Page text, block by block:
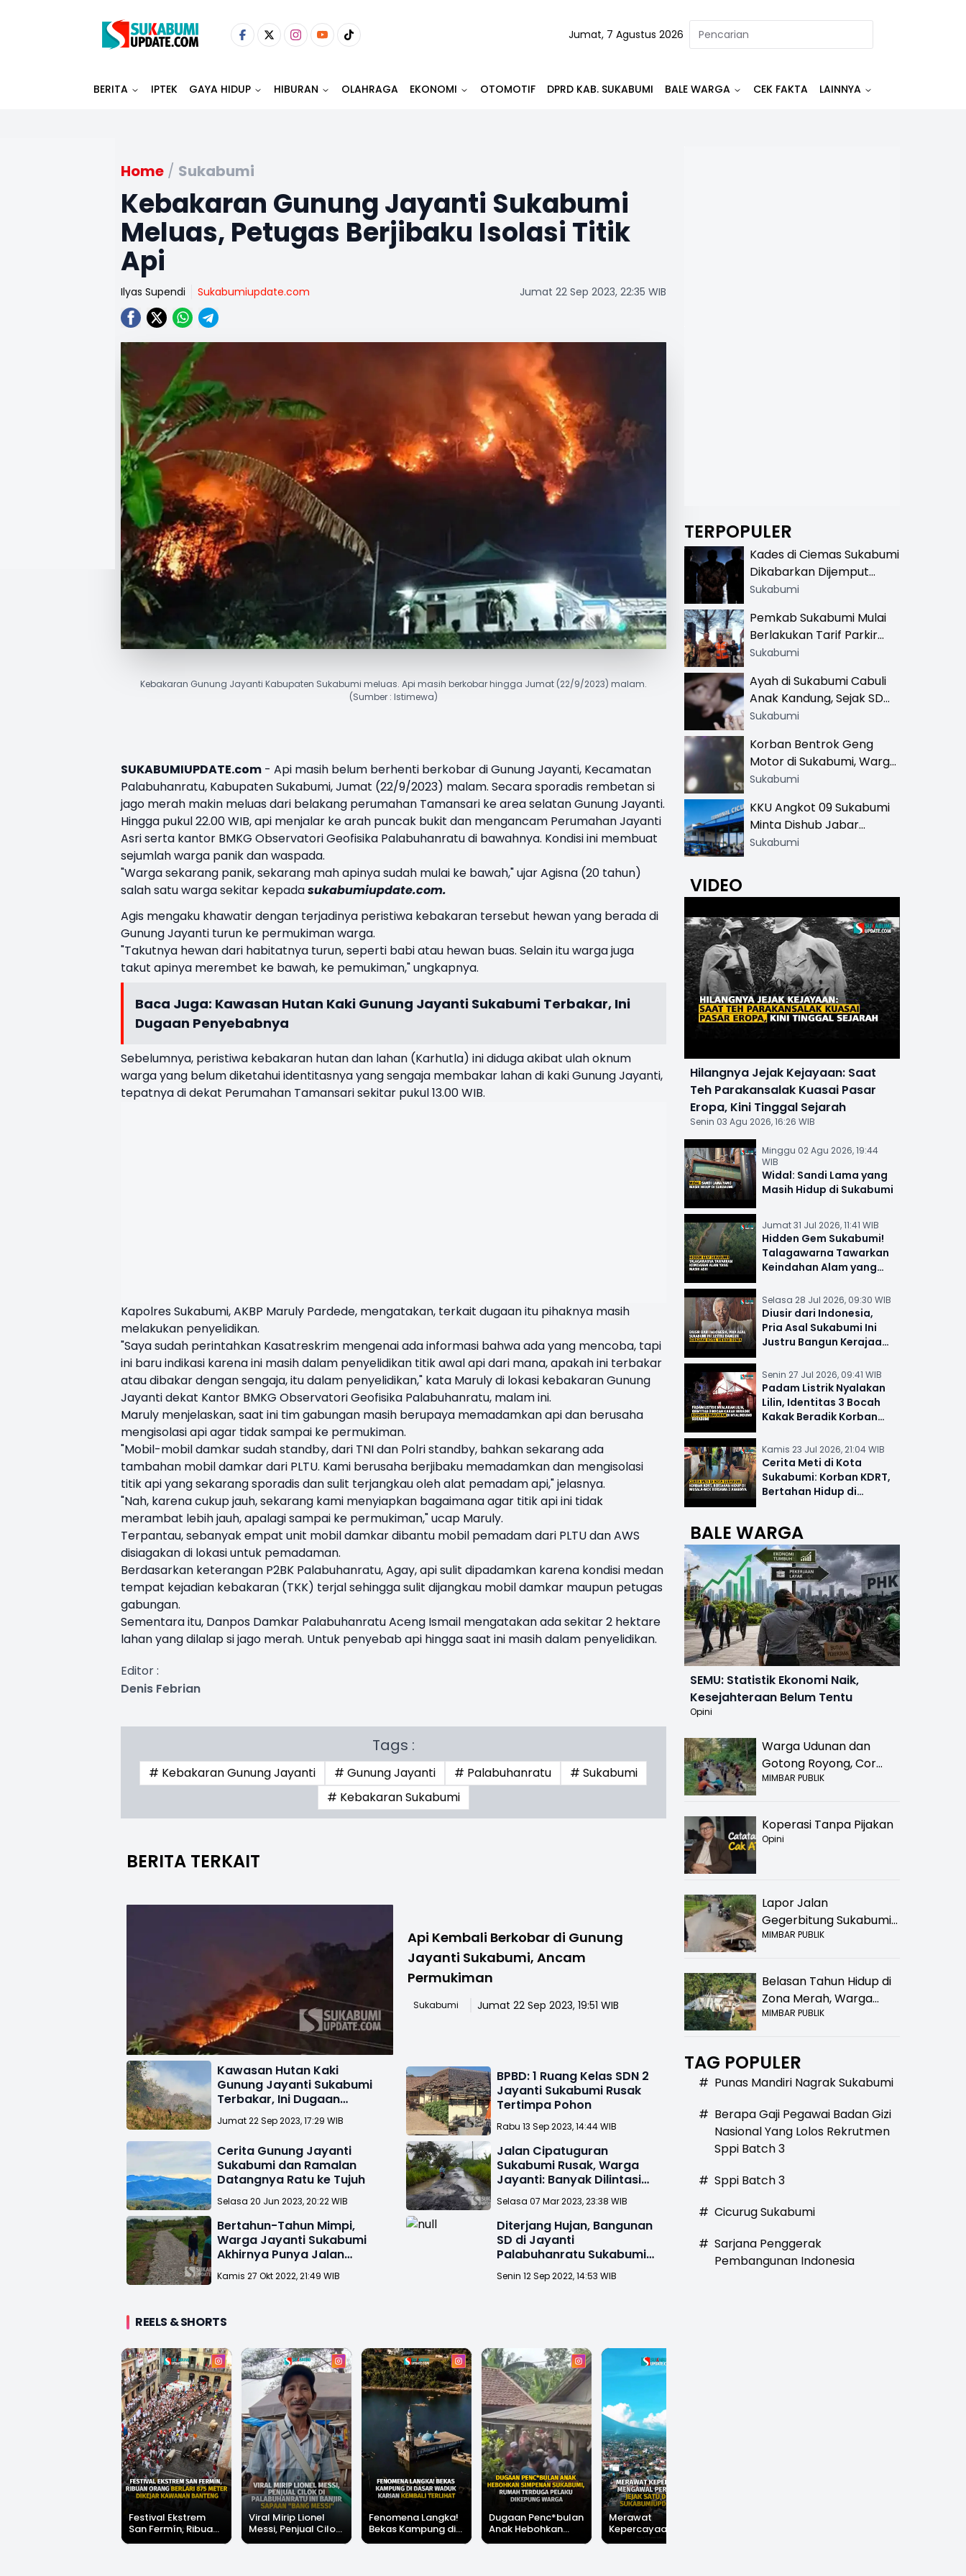
Jumat, 7 Agustus 2026
BERITA IPTEK GAYA HIDUP HIBURAN OLAHRAGA EKONOMI OTOMOTIF DPRD KAB. SUKABUMI BALE WARGA CEK FAKTA LAINNYA
Home / Sukabumi
Kebakaran Gunung Jayanti Sukabumi
Meluas, Petugas Berjibaku Isolasi Titik
Api
Ilyas Supendi Sukabumiupdate.com Jumat 22 Sep 2023, 22:35 WIB
Kebakaran Gunung Jayanti Kabupaten Sukabumi meluas. Api masih berkobar hingga Jumat (22/9/2023) malam.
(Sumber : Istimewa)
SUKABUMIUPDATE.com - Api masih belum berhenti berkobar diGunung Jayanti, Kecamatan
Palabuhanratu, KabupatenSukabumi, Jumat (22/9/2023) malam. Secara sporadis rembetan si
jago merah makin meluas dari belakang perumahan Tamansari ke area selatan Gunung Jayanti.
Hingga pukul 22.00 WIB, api menjalar ke arah puncak bukit dan mengancam Perumahan Jayanti
Asri serta kantor BMKG Observatori Geofisika Palabuhanratu di bawahnya. Kondisi ini membuat
sejumlah warga panik dan waspada.
"Warga sekarang panik, sekarang mah apinya sudah mulai ke bawah," ujar Agisna (20 tahun)
salah satu warga sekitar kepadasukabumiupdate.com.
Agis mengaku khawatir dengan terjadinya peristiwa kebakaran tersebut hewan yang berada di
Gunung Jayanti turun ke permukiman warga.
"Takutnya hewan dari habitatnya turun, seperti babi atau hewan buas. Selain itu warga juga
takut apinya merembet ke bawah, ke pemukiman," ungkapnya.
Baca Juga: Kawasan Hutan Kaki Gunung Jayanti Sukabumi Terbakar, Ini
Dugaan Penyebabnya
Sebelumnya, peristiwa kebakaran hutan dan lahan (Karhutla) ini diduga akibat ulah oknum
warga yang belum diketahui identitasnya yang sengaja membakar lahan di kaki Gunung Jayanti,
tepatnya di dekat Perumahan Tamansari sekitar pukul 13.00 WIB.
Kapolres Sukabumi, AKBP Maruly Pardede, mengatakan, terkait dugaan itu pihaknya masih
melakukan penyelidikan.
"Saya sudah perintahkan Kasatreskrim mengenai ada informasi bahwa ada yang mencoba, tapi
ini baru indikasi karena ini masih dalam penyelidikan titik awal api dari mana, apakah ini terbakar
atau dibakar dengan sengaja, itu dalam penyelidikan," kata Maruly di lokasi kebakaran Gunung
Jayanti dekat Kantor BMKG Observatori Geofisika Palabuhanratu, malam ini.
Maruly menjelaskan, saat ini tim gabungan masih berupaya memadamkan api dan berusaha
mengisolasi api agar tidak sampai ke permukiman.
"Mobil-mobil damkar sudah standby, dari TNI dan Polri standby, bahkan sekarang ada
tambahan mobil damkar dari PLTU. Kami berusaha berjibaku memadamkan dan mengisolasi
titik api yang sekarang sporadis dan sulit terjangkau oleh alat pemadam api," jelasnya.
"Nah, karena cukup jauh, sekarang kami menyiapkan bagaimana agar titik api ini tidak
merambat lebih jauh, apalagi sampai ke permukiman," ucap Maruly.
Terpantau, sebanyak empat unit mobil damkar dibantu mobil pemadam dari PLTU dan AWS
disiagakan di lokasi untuk pemadaman.
Berdasarkan keterangan P2BK Palabuhanratu, Agay, api sulit dipadamkan karena kondisi medan
tempat kejadian kebakaran (TKK) terjal sehingga sulit dijangkau mobil damkar maupun petugas
gabungan.
Sementara itu, Danpos Damkar Palabuhanratu Aceng Ismail mengatakan ada sekitar 2 hektare
lahan yang dilalap si jago merah. Untuk penyebab api hingga saat ini masih dalam penyelidikan.
Editor :
Denis Febrian
Tags :
# Kebakaran Gunung Jayanti # Gunung Jayanti # Palabuhanratu
# Sukabumi
# Kebakaran Sukabumi
BERITA TERKAIT
Api Kembali Berkobar di Gunung
Jayanti Sukabumi, Ancam
Permukiman
Sukabumi Jumat 22 Sep 2023, 19:51 WIB
Kawasan Hutan Kaki
Gunung Jayanti Sukabumi
Terbakar, Ini Dugaan
Penyebabnya
Jumat 22 Sep 2023, 17:29 WIB
BPBD: 1 Ruang Kelas SDN 2
Jayanti Sukabumi Rusak
Tertimpa Pohon
Rabu 13 Sep 2023, 14:44 WIB
Cerita Gunung Jayanti
Sukabumi dan Ramalan
Datangnya Ratu ke Tujuh
Selasa 20 Jun 2023, 20:22 WIB
Jalan Cipatuguran
Sukabumi Rusak, Warga
Jayanti: Banyak Dilintasi
Kendaraan PLTU
Selasa 07 Mar 2023, 23:38 WIB
Bertahun-Tahun Mimpi,
Warga Jayanti Sukabumi
Akhirnya Punya Jalan
Usaha Tani
Kamis 27 Okt 2022, 21:49 WIB
Diterjang Hujan, Bangunan
SD di Jayanti
Palabuhanratu Sukabumi
Ambruk
Senin 12 Sep 2022, 14:53 WIB
REELS & SHORTS
Festival Ekstrem
San Fermín, Ribuan
Orang Berlari 875
Viral Mirip Lionel
Messi, Penjual Cilok
di Palabuhanratu Ini
Fenomena Langka!
Bekas Kampung di
Dasar Waduk Karian
Dugaan Penc*bulan
Anak Hebohkan
Simpenan
Merawat
Kepercayaan,
Mengawal
TERPOPULER
Kades di Ciemas Sukabumi
Dikabarkan Dijemput
Satnarkoba, Polisi
Sukabumi
Pemkab Sukabumi Mulai
Berlakukan Tarif Parkir
Resmi di 13 Lokasi Wisata,
Khusus
Sukabumi
Ayah di Sukabumi Cabuli
Anak Kandung, Sejak SD
Hingga SMA
Sukabumi
Korban Bentrok Geng
Motor di Sukabumi, Warga
dan Sopir Tangki
Sukabumi
KKU Angkot 09 Sukabumi
Minta Dishub Jabar
Tertibkan Trayek Ciawi-
Sukabumi
VIDEO
Hilangnya Jejak Kejayaan: Saat
Teh Parakansalak Kuasai Pasar
Eropa, Kini Tinggal Sejarah
Senin 03 Agu 2026, 16:26 WIB
Minggu 02 Agu 2026, 19:44
WIB
Widal: Sandi Lama yang
Masih Hidup di Sukabumi
Jumat 31 Jul 2026, 11:41 WIB
Hidden Gem Sukabumi!
Talagawarna Tawarkan
Keindahan Alam yang
Selasa 28 Jul 2026, 09:30 WIB
Diusir dari Indonesia,
Pria Asal Sukabumi Ini
Justru Bangun Kerajaan
Senin 27 Jul 2026, 09:41 WIB
Padam Listrik Nyalakan
Lilin, Identitas 3 Bocah
Kakak Beradik Korban
Kamis 23 Jul 2026, 21:04 WIB
Cerita Meti di Kota
Sukabumi: Korban KDRT,
Bertahan Hidup di
BALE WARGA
SEMU: Statistik Ekonomi Naik,
Kesejahteraan Belum Tentu
Opini
Warga Udunan dan
Gotong Royong, Cor
Jalan Hancur di
MIMBAR PUBLIK
Koperasi Tanpa Pijakan
Opini
Lapor Jalan
Gegerbitung Sukabumi
Bolong! Bahaya Bagi
MIMBAR PUBLIK
Belasan Tahun Hidup di
Zona Merah, Warga
Kampung Nangewer
Relokasi
MIMBAR PUBLIK
TAG POPULER
# Punas Mandiri Nagrak Sukabumi
# Berapa Gaji Pegawai Badan Gizi
Nasional Yang Lolos Rekrutmen
Sppi Batch 3
# Sppi Batch 3
# Cicurug Sukabumi
# Sarjana Penggerak
Pembangunan Indonesia